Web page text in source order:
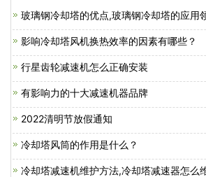
玻璃钢冷却塔的优点,玻璃钢冷却塔的应用
影响冷却塔风机换热效率的因素有哪些？
行星齿轮减速机怎么正确安装
有影响力的十大减速机器品牌
2022清明节放假通知
冷却塔风筒的作用是什么？
冷却塔减速机维护方法,冷却塔减速器怎么